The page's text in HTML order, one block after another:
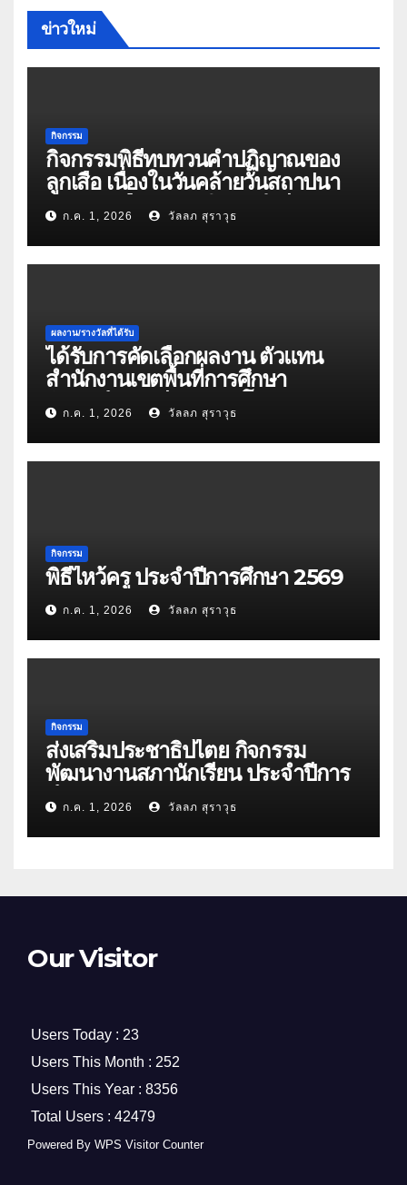
ข่าวใหม่
กิจกรรม
กิจกรรมพิธีทบทวนคำปฏิญาณของ
ลูกเสือ เนื่องในวันคล้ายวันสถาปนา
คณะลูกเสือแห่งชาติ ประจำปี 2569
ก.ค. 1, 2026 วัลลภ สุราวุธ
ผลงาน/รางวัลที่ได้รับ
ได้รับการคัดเลือกผลงาน ตัวแทน
สำนักงานเขตพื้นที่การศึกษา
มัธยมศึกษาศรีสะเกษ ยโสธร
ก.ค. 1, 2026 วัลลภ สุราวุธ
กิจกรรม
พิธีไหว้ครู ประจำปีการศึกษา 2569
ก.ค. 1, 2026 วัลลภ สุราวุธ
กิจกรรม
ส่งเสริมประชาธิปไตย กิจกรรม
พัฒนางานสภานักเรียน ประจำปีการ
ศึกษา 2569
ก.ค. 1, 2026 วัลลภ สุราวุธ
Our Visitor
Users Today : 23
Users This Month : 252
Users This Year : 8356
Total Users : 42479
Powered By WPS Visitor Counter